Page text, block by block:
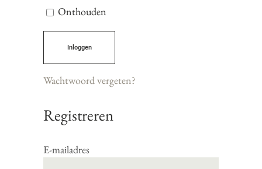
Onthouden
inloggen
Wachtwoord vergeten?
Registreren
E-mailadres